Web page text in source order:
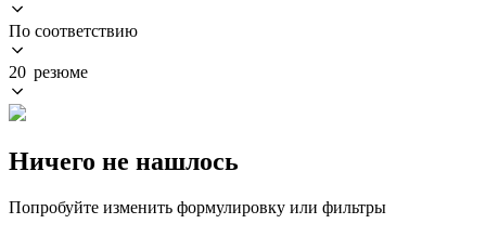
По соответствию
20 резюме
Ничего не нашлось
Попробуйте изменить формулировку или фильтры